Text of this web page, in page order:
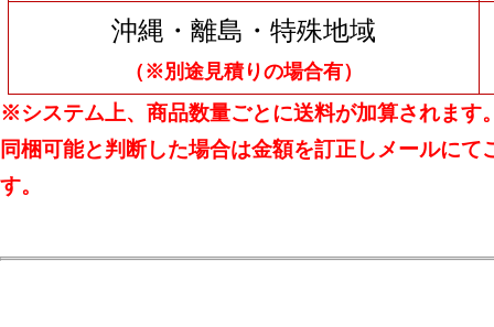
沖縄・離島・特殊地域
（※別途見積りの場合有）
※システム上、商品数量ごとに送料が加算されます
同梱可能と判断した場合は金額を訂正しメールにて
す。